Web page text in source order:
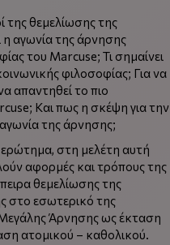
της θεμελίωσης της
η αγωνία της άρνησης
του Marcuse; Τι σημαίνει
φιλοσοφίας; Για να
απαντηθεί το πιο
Και πως η σκέψη για την
της άρνησης;
στη μελέτη αυτή
αφορμές και τρόπους της
θεμελίωσης της
στο εσωτερικό της
Άρνησης ως έκταση
ατομικού – καθολικού.